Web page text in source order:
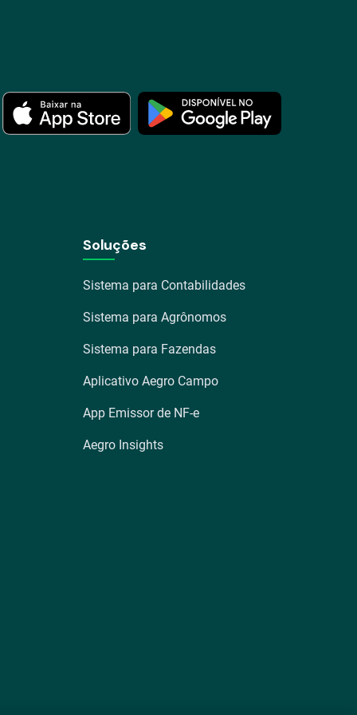
Soluções
Sistema para Contabilidades
Sistema para Agrônomos
Sistema para Fazendas
Aplicativo Aegro Campo
App Emissor de NF-e
Aegro Insights